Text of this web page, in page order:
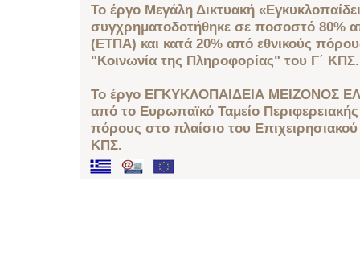
Το έργο Μεγάλη Δικτυακή
συγχρηματοδοτήθηκε σε ποσοστό 80%
(ΕΤΠΑ) και κατά 20% από εθνικούς
"Κοινωνία της Πληροφορίας" του Γ΄ ΚΠΣ.
Το έργο ΕΓΚΥΚΛΟΠΑΙΔΕΙΑ ΜΕΙΖΟΝΟΣ
από το Ευρωπαϊκό Ταμείο
πόρους στο πλαίσιο του
ΚΠΣ.